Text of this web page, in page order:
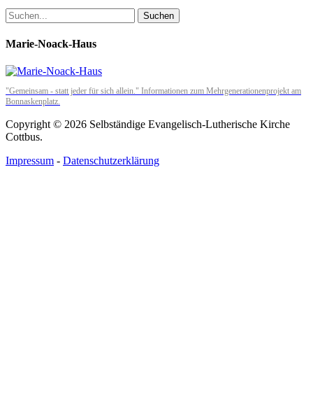
Marie-Noack-Haus
"Gemeinsam - statt jeder für sich allein." Informationen zum Mehrgenerationenprojekt am
Bonnaskenplatz.
Copyright © 2026 Selbständige Evangelisch-Lutherische Kirche
Cottbus.
Impressum - Datenschutzerklärung